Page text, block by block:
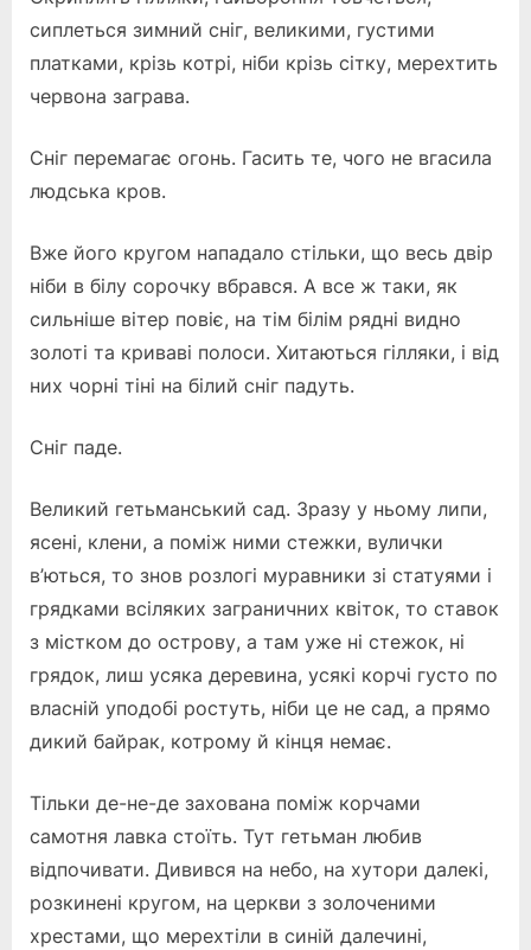
сиплеться зимний сніг, великими, густими
платками, крізь котрі, ніби крізь сітку, мерехтить
червона заграва.
Сніг перемагає огонь. Гасить те, чого не вгасила
людська кров.
Вже його кругом нападало стільки, що весь двір
ніби в білу сорочку вбрався. А все ж таки, як
сильніше вітер повіє, на тім білім рядні видно
золоті та криваві полоси. Хитаються гілляки, і від
них чорні тіні на білий сніг падуть.
Сніг паде.
Великий гетьманський сад. Зразу у ньому липи,
ясені, клени, а поміж ними стежки, вулички
в’ються, то знов розлогі муравники зі статуями і
грядками всіляких заграничних квіток, то ставок
з містком до острову, а там уже ні стежок, ні
грядок, лиш усяка деревина, усякі корчі густо по
власній уподобі ростуть, ніби це не сад, а прямо
дикий байрак, котрому й кінця немає.
Тільки де-не-де захована поміж корчами
самотня лавка стоїть. Тут гетьман любив
відпочивати. Дивився на небо, на хутори далекі,
розкинені кругом, на церкви з золоченими
хрестами, що мерехтіли в синій далечині,